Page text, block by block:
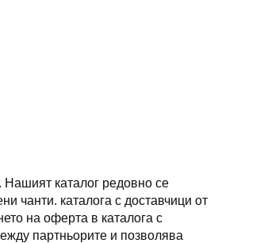
Нашият каталог редовно се
чанти. каталога с доставчици от
на оферта в каталога с
партньорите и позволява